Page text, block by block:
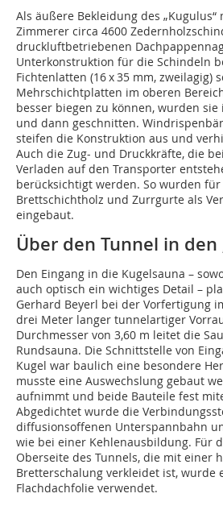
Als äußere Bekleidung des
Zimmerer circa 4600
druckluftbetriebenen
Unterkonstruktion für die Schindeln
Fichtenlatten (16 x 35 mm, zweilagig)
Mehrschichtplatten im oberen
besser biegen zu können, wurden sie
und dann geschnitten.
steifen die Konstruktion aus und
Auch die Zug- und Druckkräfte, die
Verladen auf den Transporter
berücksichtigt werden. So wurden
Brettschichtholz und Zurrgurte als
eingebaut.
Über den Tunnel in den
Den Eingang in die Kugelsauna –
auch optisch ein wichtiges Detail –
Gerhard Beyerl bei der Vorfertigung
drei Meter langer tunnelartiger
Durchmesser von 3,60 m leitet die
Rundsauna. Die Schnittstelle von
Kugel war baulich eine besondere
musste eine Auswechslung gebaut
aufnimmt und beide Bauteile fest
Abgedichtet wurde die
diffusionsoffenen Unterspannbahn
wie bei einer Kehlenausbildung. Für
Oberseite des Tunnels, die mit einer
Bretterschalung verkleidet ist, wurde
Flachdachfolie verwendet.